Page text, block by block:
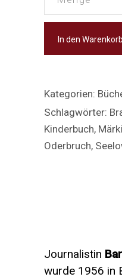
–
–
In den Warenkorb
Kategorien:
Schlagwörter:
Kinderbuch,
Oderbruch,
Journalistin
wurde 1956 in